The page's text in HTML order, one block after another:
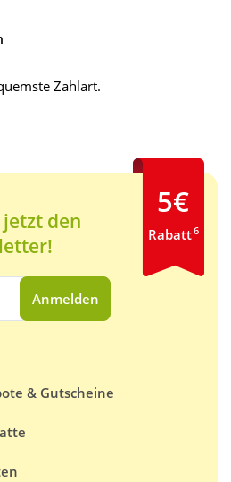
Zahlart.
den
Anmelden
& Gutscheine
5€
Rabatt6